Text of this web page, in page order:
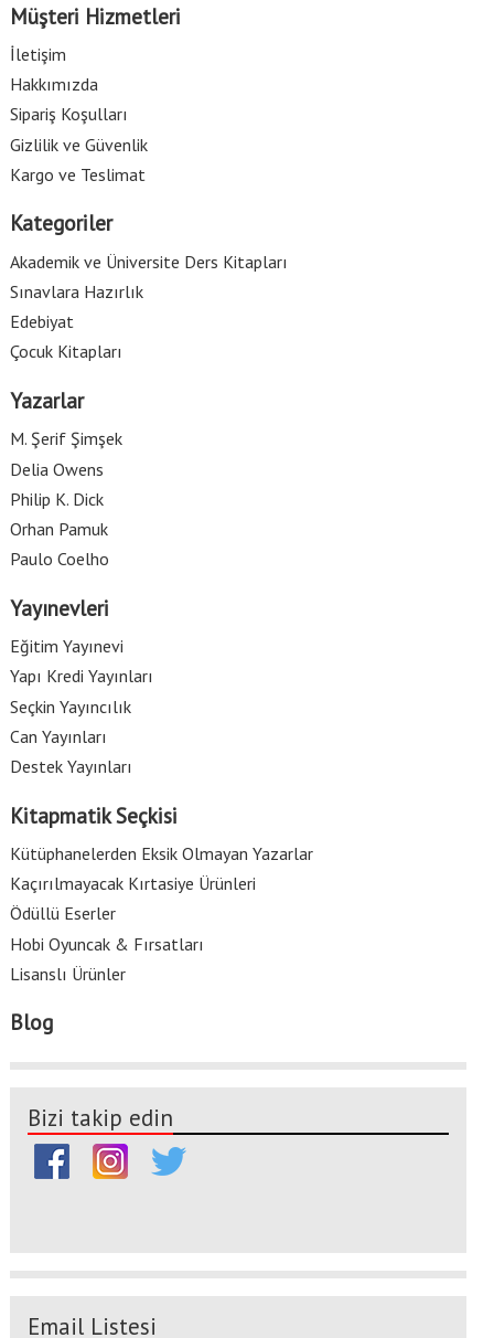
Müşteri Hizmetleri
İletişim
Hakkımızda
Sipariş Koşulları
Gizlilik ve Güvenlik
Kargo ve Teslimat
Kategoriler
Akademik ve Üniversite Ders Kitapları
Sınavlara Hazırlık
Edebiyat
Çocuk Kitapları
Yazarlar
M. Şerif Şimşek
Delia Owens
Philip K. Dick
Orhan Pamuk
Paulo Coelho
Yayınevleri
Eğitim Yayınevi
Yapı Kredi Yayınları
Seçkin Yayıncılık
Can Yayınları
Destek Yayınları
Kitapmatik Seçkisi
Kütüphanelerden Eksik Olmayan Yazarlar
Kaçırılmayacak Kırtasiye Ürünleri
Ödüllü Eserler
Hobi Oyuncak & Fırsatları
Lisanslı Ürünler
Blog
Bizi takip edin
Email Listesi